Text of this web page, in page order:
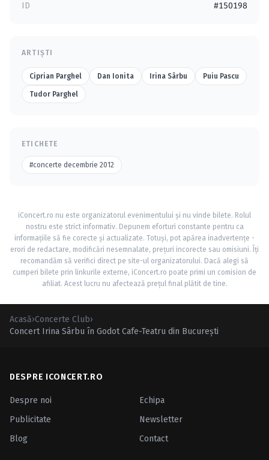
ID #150198
ARTIȘTI
Ciprian Parghel Dan Ionita Irina Sârbu Puiu Pascu
Tudor Parghel
ETICHETE
#concerte decembrie 2012
iConcert.ro nu este organizatorul evenimentului și nu vinde bilete. Rolul
nostru este strict informativ. Depunem eforturi constante pentru ca
informațiile să fie corecte și actualizate. Totuși, pot apărea inadvertențe -
erori de redactare, modificări nesemnalate, prețuri incorecte sau omisiuni. Îți
recomandăm să verifici direct pe site-ul organizatorului. Dacă alegi să
cumperi bilete prin linkurile externe, iConcert.ro poate primi un comision de
afiliat. Acest lucru nu afectează prețul final plătit de tine.
Acasă›Concerte Club›
Concert Irina Sârbu în Godot Cafe-Teatru din Bucureşti
DESPRE ICONCERT.RO
Despre noi
Echipa
Publicitate
Newsletter
Blog
Contact